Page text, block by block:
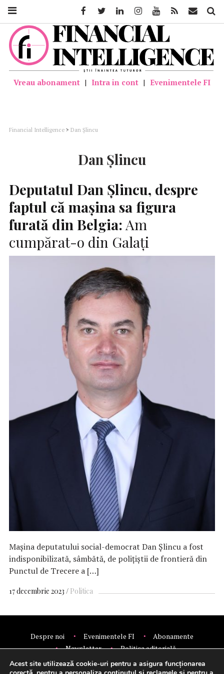
Vreau abonament | Intra in cont | Evenimentele FI
Financial Intelligence > Dan Şlincu
Dan Şlincu
Deputatul Dan Şlincu, despre
faptul că maşina sa figura
furată din Belgia: Am
cumpărat-o din Galaţi
Maşina deputatului social-democrat Dan Şlincu a fost
indisponibilizată, sâmbătă, de poliţiştii de frontieră din
Punctul de Trecere a […]
17 decembrie 2023 Politica
Despre noi Evenimentele FI
Abonamente
Newsletter
Politica editorială
Politica de confidentialitate
Contact
Publicitate
FacebookTwitter LinkedinInstagramYoutube Feed Mail
Acest site utilizează cookie-uri pentru a asigura funcționarea